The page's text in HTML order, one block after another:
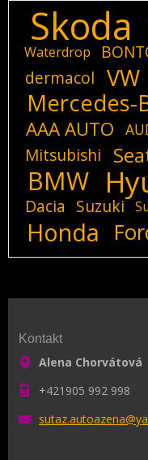
Skoda
Waterdrop
dermacol
VW
Mercedes-
AAA AUTO
Mitsubishi
BMW
Dacia Suzuki
Honda
Kontakt
Alena Chorvátová
+421905 992 998
sutaz.autoazena@